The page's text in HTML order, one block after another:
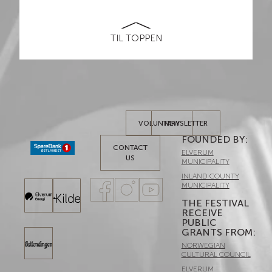
TIL TOPPEN
CONTACT
US
VOLUNTARYNEWSLETTER
FOUNDED BY:​
ELVERUM
MUNICIPALITY
INLAND COUNTY
MUNICIPALITY
THE FESTIVAL
RECEIVE
PUBLIC
GRANTS FROM:
NORWEGIAN
CULTURAL COUNCIL
ELVERUM